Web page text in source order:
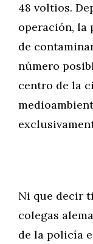
48 voltios.
operación, la
de
número
centro de la
Ni que decir
colegas
de la policía